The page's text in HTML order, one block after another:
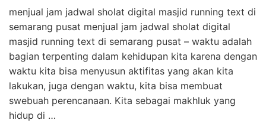
menjual jam jadwal sholat digital masjid running text di
semarang pusat menjual jam jadwal sholat digital
masjid running text di semarang pusat – waktu adalah
bagian terpenting dalam kehidupan kita karena dengan
waktu kita bisa menyusun aktifitas yang akan kita
lakukan, juga dengan waktu, kita bisa membuat
swebuah perencanaan. Kita sebagai makhluk yang
hidup di …